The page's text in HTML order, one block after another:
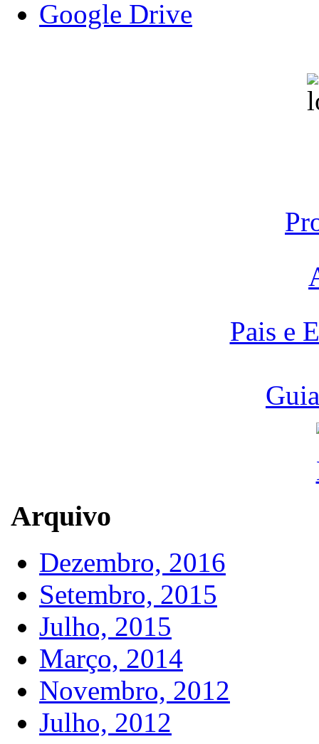
Google Drive
Pais e
Arquivo
Dezembro, 2016
Setembro, 2015
Julho, 2015
Março, 2014
Novembro, 2012
Julho, 2012